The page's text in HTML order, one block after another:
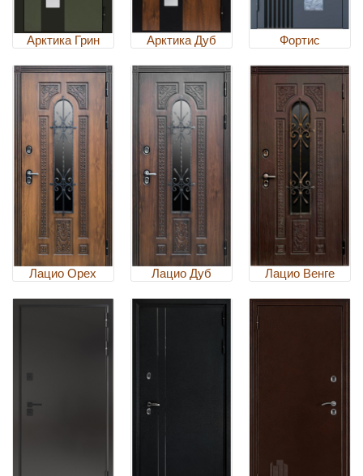
Арктика Грин Арктика Дуб Фортис
Лацио Орех Лацио Дуб Лацио Венге